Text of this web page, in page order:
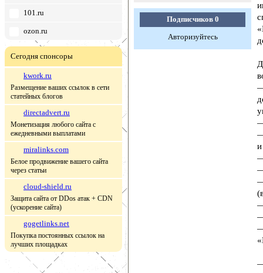
101.ru
ozon.ru
Сегодня спонсоры
kwork.ru
Размещение ваших ссылок в сети
статейных блогов
directadvert.ru
Монетизация любого сайта с
ежедневными выплатами
miralinks.com
Белое продвижение вашего сайта
через статьи
cloud-shield.ru
Защита сайта от DDos атак + CDN
(ускорение сайта)
gogetlinks.net
Покупка постоянных ссылок на
лучших площадках
Подписчиков 0
Авторизуйтесь